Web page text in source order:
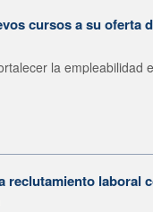
cursos a su oferta
la empleabilidad
reclutamiento laboral